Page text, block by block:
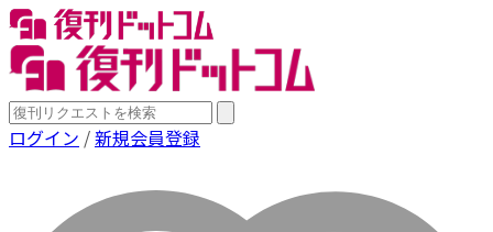
ログイン /新規会員登録